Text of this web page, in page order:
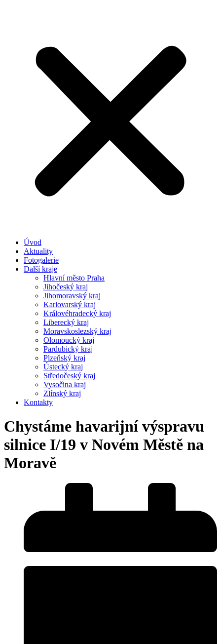
Úvod
Aktuality
Fotogalerie
Další kraje
Hlavní město Praha
Jihočeský kraj
Jihomoravský kraj
Karlovarský kraj
Královéhradecký kraj
Liberecký kraj
Moravskoslezský kraj
Olomoucký kraj
Pardubický kraj
Plzeňský kraj
Ústecký kraj
Středočeský kraj
Vysočina kraj
Zlínský kraj
Kontakty
Chystáme havarijní výspravu
silnice I/19 v Novém Městě na
Moravě